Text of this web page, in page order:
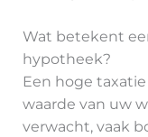
Wat betekent
hypotheek?
Een hoge
waarde van uw
verwacht, vaak